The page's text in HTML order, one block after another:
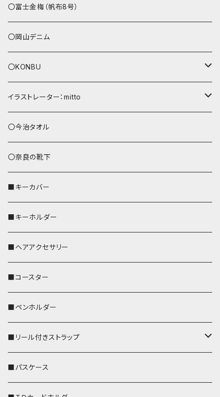
その他
〇富士金梅（帆布8号）
〇岡山デニム
〇KONBU
ショルダーバッグ
あずまバッグ
トートバッグ（L）
バッグインバッグ
イラストレーター：mitto
シマエナガ
ハシビロコウ
オカメインコ
歌うオカメちゃん
おかめ３兄弟
セキセイインコ
文鳥
鹿
ペンギン
〇今治タオル
〇奈良の靴下
■キーカバー
■キーホルダー
■ヘアアクセサリー
■コースター
■ペンホルダー
■リール付きストラップ
リールのみ
■パスケース